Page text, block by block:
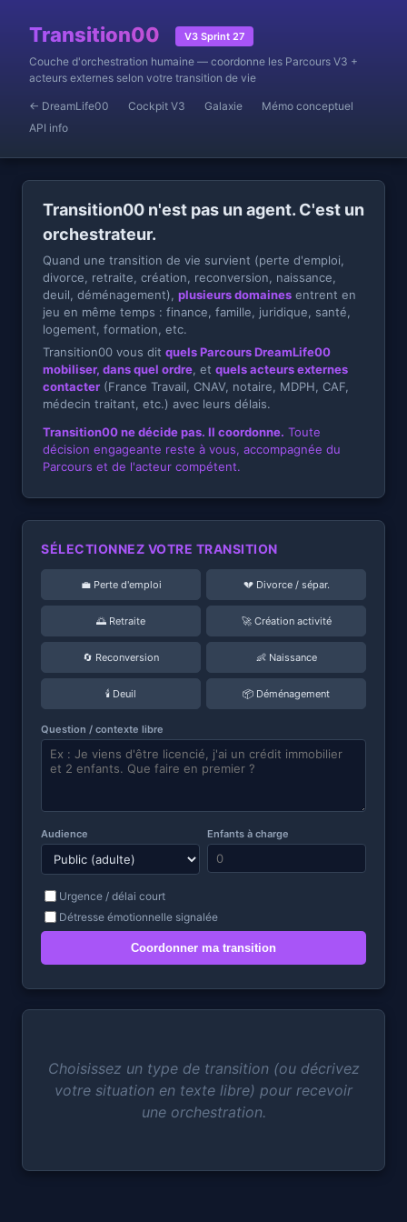
Transition00 V3 Sprint 27
Couche d'orchestration humaine — coordonne les Parcours V3 +
acteurs externes selon votre transition de vie
← DreamLife00 Cockpit V3 Galaxie
Mémo conceptuel
API info
Transition00 n'est pas un agent. C'est un
orchestrateur.
Quand une transition de vie survient (perte d'emploi,
divorce, retraite, création, reconversion, naissance,
deuil, déménagement), plusieurs domaines entrent en
jeu en même temps : finance, famille, juridique, santé,
logement, formation, etc.
Transition00 vous dit quels Parcours DreamLife00
mobiliser, dans quel ordre , et quels acteurs externes
contacter (France Travail, CNAV, notaire, MDPH, CAF,
médecin traitant, etc.) avec leurs délais.
Transition00 ne décide pas. Il coordonne. Toute
décision engageante reste à vous, accompagnée du
Parcours et de l'acteur compétent.
SÉLECTIONNEZ VOTRE TRANSITION
💼 Perte d'emploi 💔 Divorce / sépar.
🌅 Retraite 🚀 Création activité
🔄 Reconversion 👶 Naissance
🕯️ Deuil 📦 Déménagement
Question / contexte libre
Audience Enfants à charge
Urgence / délai court
Détresse émotionnelle signalée
Coordonner ma transition
Choisissez un type de transition (ou décrivez
votre situation en texte libre) pour recevoir
une orchestration.